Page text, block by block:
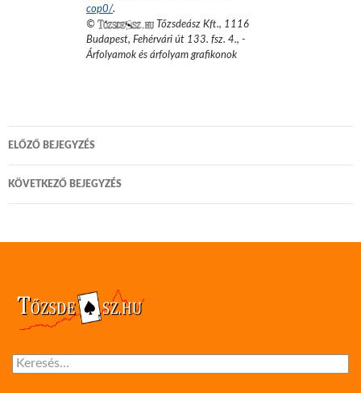
cop0/.
©
Tőzsdeász Kft., 1116
Budapest, Fehérvári út 133. fsz. 4., -
Árfolyamok és árfolyam grafikonok
Bejegyzés
navigáció
ELŐZŐ BEJEGYZÉS
KÖVETKEZŐ BEJEGYZÉS
Keresés: